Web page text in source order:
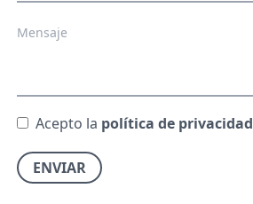
Acepto la política de privacidad
ENVIAR